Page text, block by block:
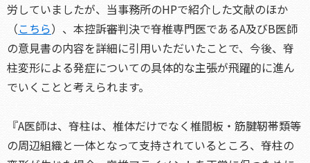
労していましたが、当事務所のHPで紹介した文献のほか
（こちら）、本控訴審判決で脊椎専門医であるA及びB医師
の意見書の内容を詳細に引用いただいたことで、今後、脊
柱変形による発症についての具体的な主張が飛躍的に進ん
でいくことと考えられます。
『A医師は、脊柱は、椎体だけでなく椎間板・筋腱靭帯類等
の周辺組織と一体となって支持されているところ、脊柱の